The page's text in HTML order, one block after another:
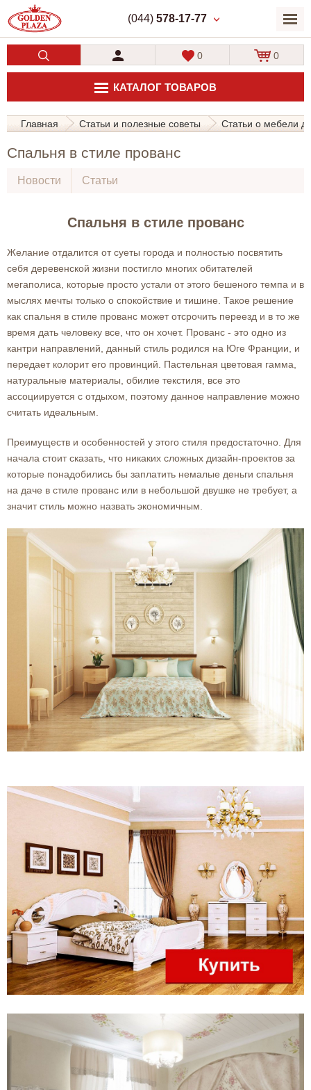
(044) 578-17-77
КАТАЛОГ ТОВАРОВ
0 0
Главная Статьи и полезные советы Статьи о мебели
Спальня в стиле прованс
Новости Статьи
Спальня в стиле прованс
Желание отдалится от суеты города и полностью посвятить
себя деревенской жизни постигло многих обитателей
мегаполиса, которые просто устали от этого бешеного темпа и в
мыслях мечты только о спокойствие и тишине. Такое решение
как спальня в стиле прованс может отсрочить переезд и в то же
время дать человеку все, что он хочет. Прованс - это одно из
кантри направлений, данный стиль родился на Юге Франции, и
передает колорит его провинций. Пастельная цветовая гамма,
натуральные материалы, обилие текстиля, все это
ассоциируется с отдыхом, поэтому данное направление можно
считать идеальным.
Преимуществ и особенностей у этого стиля предостаточно. Для
начала стоит сказать, что никаких сложных дизайн-проектов за
которые понадобились бы заплатить немалые деньги спальня
на даче в стиле прованс или в небольшой двушке не требует, а
значит стиль можно назвать экономичным.